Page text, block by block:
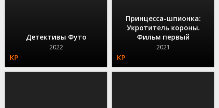
Детективы Футо
2022
Принцесса-шпионка:
Укротитель короны.
Фильм первый
2021